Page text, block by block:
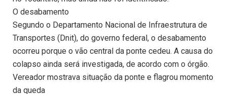
O desabamento
Segundo o Departamento Nacional de Infraestrutura de
Transportes (Dnit), do governo federal, o desabamento
ocorreu porque o vão central da ponte cedeu. A causa do
colapso ainda será investigada, de acordo com o órgão.
Vereador mostrava situação da ponte e flagrou momento
da queda